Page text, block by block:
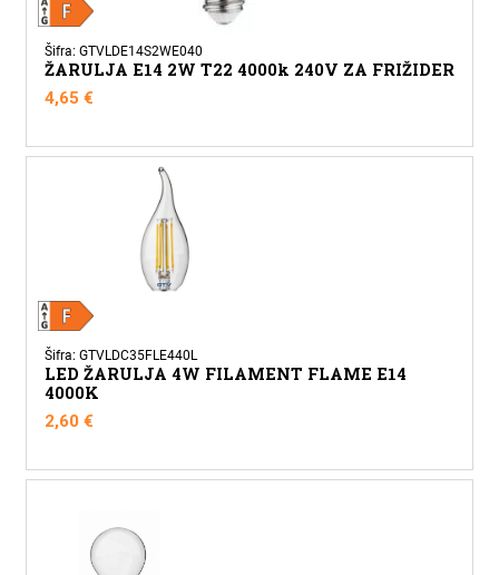
Šifra: GTVLDE14S2WE040
ŽARULJA E14 2W T22 4000k 240V ZA FRIŽIDER
4,65€
Šifra: GTVLDC35FLE440L
LED ŽARULJA 4W FILAMENT FLAME E14
4000K
2,60€